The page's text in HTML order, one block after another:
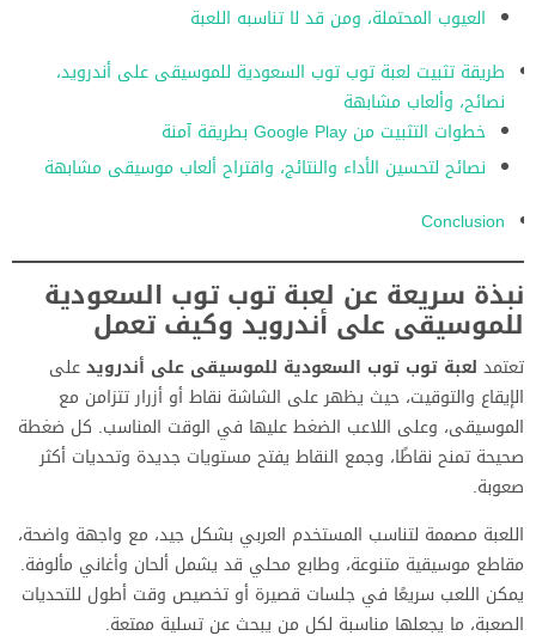
العيوب المحتملة، ومن قد لا تناسبه اللعبة
طريقة تثبيت لعبة توب توب السعودية للموسيقى على أندرويد،
نصائح، وألعاب مشابهة
خطوات التثبيت من Google Play بطريقة آمنة
نصائح لتحسين الأداء والنتائج، واقتراح ألعاب موسيقى مشابهة
Conclusion
نبذة سريعة عن لعبة توب توب السعودية
للموسيقى على أندرويد وكيف تعمل
تعتمد لعبة توب توب السعودية للموسيقى على أندرويدعلى
الإيقاع والتوقيت، حيث يظهر على الشاشة نقاط أو أزرار تتزامن مع
الموسيقى، وعلى اللاعب الضغط عليها في الوقت المناسب. كل ضغطة
صحيحة تمنح نقاطًا، وجمع النقاط يفتح مستويات جديدة وتحديات أكثر
صعوبة.
اللعبة مصممة لتناسب المستخدم العربي بشكل جيد، مع واجهة واضحة،
مقاطع موسيقية متنوعة، وطابع محلي قد يشمل ألحان وأغاني مألوفة.
يمكن اللعب سريعًا في جلسات قصيرة أو تخصيص وقت أطول للتحديات
الصعبة، ما يجعلها مناسبة لكل من يبحث عن تسلية ممتعة.